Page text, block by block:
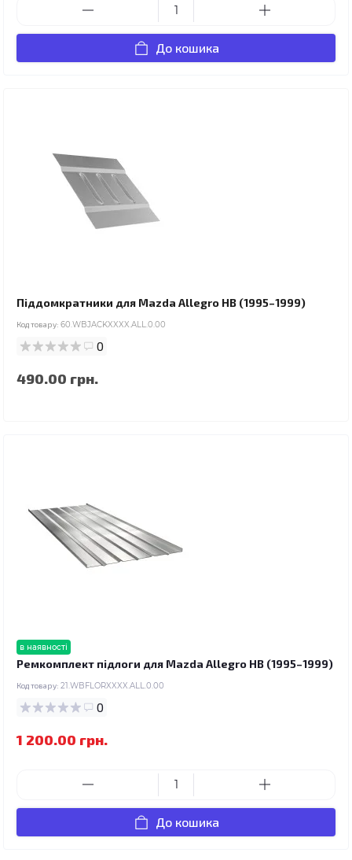
До кошика
Піддомкратники для Mazda Allegro HB (1995–1999)
Код товару: 60.WBJACKXXXX.ALL.0.00
0
490.00 грн.
в наявності
Ремкомплект підлоги для Mazda Allegro HB (1995–1999)
Код товару: 21.WBFLORXXXX.ALL.0.00
0
1 200.00 грн.
До кошика